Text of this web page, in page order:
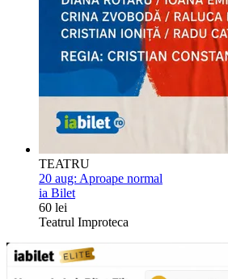
TEATRU
20 aug: Aproape normal
ia Bilet
60 lei
Teatrul Improteca